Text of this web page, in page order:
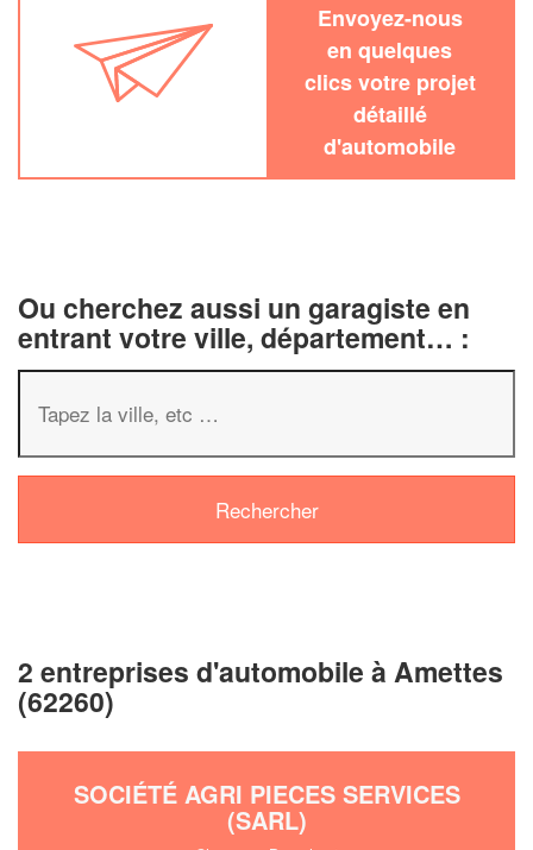
Envoyez-nous
en quelques
clics votre projet
détaillé
d'automobile
Ou cherchez aussi un garagiste en
entrant votre ville, département… :
2 entreprises d'automobile à Amettes
(62260)
SOCIÉTÉ AGRI PIECES SERVICES
(SARL)
✕
Augmentez votre chiffre
En savoir plus